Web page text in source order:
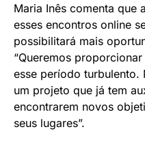
Maria Inês comenta que
esses encontros online
possibilitará mais
“Queremos
esse período turbulento.
um projeto que já tem
encontrarem novos
seus lugares”.